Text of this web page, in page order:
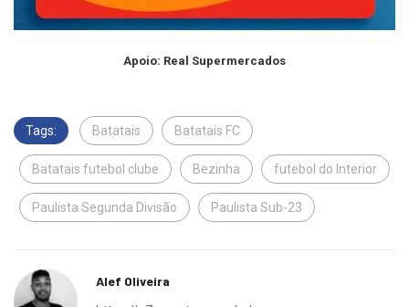
Apoio: Real Supermercados
Tags: Batatais Batatais FC
Batatais futebol clube Bezinha futebol do Interior
Paulista Segunda Divisão Paulista Sub-23
Alef Oliveira